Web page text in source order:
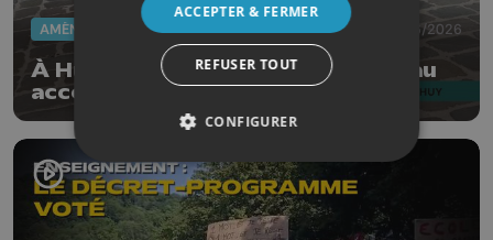
09/06/2026
À Huy, la rue l’Apleit est à nouveau
accessible
ACCEPTER & FERMER
REFUSER TOUT
CONFIGURER